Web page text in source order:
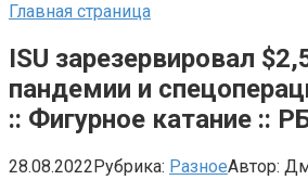
Главная страница
ISU зарезервировал
пандемии и
:: Фигурное катание ::
28.08.2022Рубрика: РазноеАвтор: